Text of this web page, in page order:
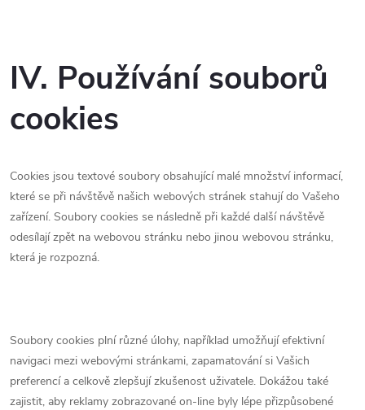
IV. Používání souborů
cookies
Cookies jsou textové soubory obsahující malé množství informací,
které se při návštěvě našich webových stránek stahují do Vašeho
zařízení. Soubory cookies se následně při každé další návštěvě
odesílají zpět na webovou stránku nebo jinou webovou stránku,
která je rozpozná.
Soubory cookies plní různé úlohy, například umožňují efektivní
navigaci mezi webovými stránkami, zapamatování si Vašich
preferencí a celkově zlepšují zkušenost uživatele. Dokážou také
zajistit, aby reklamy zobrazované on-line byly lépe přizpůsobené